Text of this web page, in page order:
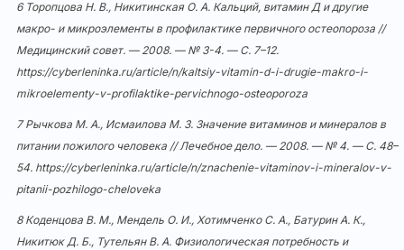
6 Торопцова Н. В., Никитинская О. А. Кальций, витамин Д и другие
макро- и микроэлементы в профилактике первичного остеопороза //
Медицинский совет. — 2008. — № 3-4. — С. 7–12.
https://cyberleninka.ru/article/n/kaltsiy-vitamin-d-i-drugie-makro-i-
mikroelementy-v-profilaktike-pervichnogo-osteoporoza
7 Рычкова М. А., Исмаилова М. З. Значение витаминов и минералов в
питании пожилого человека // Лечебное дело. — 2008. — № 4. — С. 48–
54. https://cyberleninka.ru/article/n/znachenie-vitaminov-i-mineralov-v-
pitanii-pozhilogo-cheloveka
8 Коденцова В. М., Мендель О. И., Хотимченко С. А., Батурин А. К.,
Никитюк Д. Б., Тутельян В. А. Физиологическая потребность и